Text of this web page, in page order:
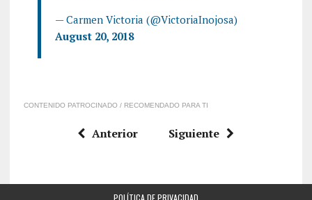
— Carmen Victoria (@VictoriaInojosa)
August 20, 2018
CONTENIDO PATROCINADO / RECOMENDADO PARA TI
Anterior Siguiente
POLÍTICA DE PRIVACIDAD